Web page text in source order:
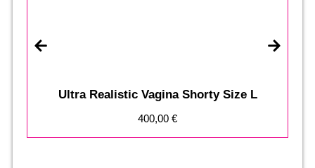
Ultra Realistic Vagina Shorty Size L
400,00 €